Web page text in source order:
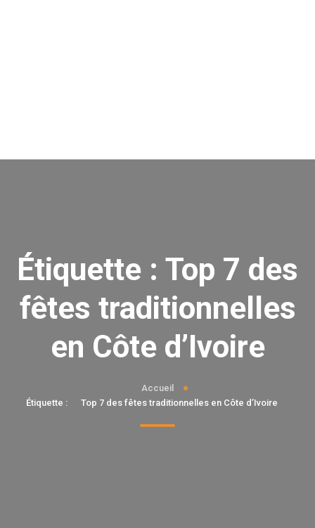
Étiquette : Top 7 des
fêtes traditionnelles
en Côte d’Ivoire
Accueil
Étiquette :
Top 7 des fêtes traditionnelles en Côte d’Ivoire